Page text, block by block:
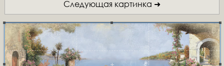
Следующая картинка ➜